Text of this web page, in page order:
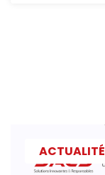
ACTUALITÉ